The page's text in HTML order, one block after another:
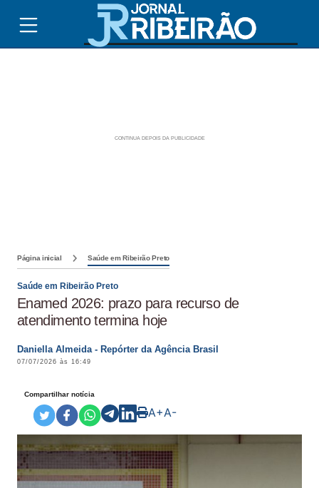
Página inicial Saúde em Ribeirão Preto
Saúde em Ribeirão Preto
Enamed 2026: prazo para recurso de
atendimento termina hoje
Daniella Almeida - Repórter da Agência Brasil
07/07/2026 às 16:49
Compartilhar notícia
A+A-